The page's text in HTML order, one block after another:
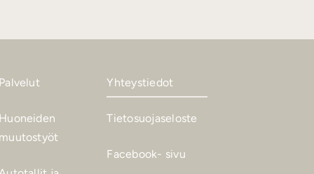
Yhteystiedot
Tietosuojaseloste
Facebook- sivu